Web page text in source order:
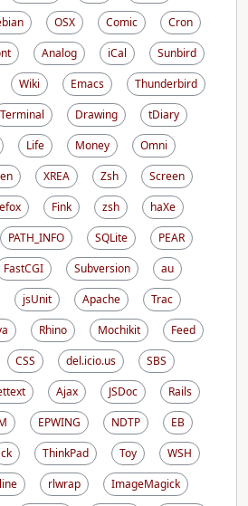
OSX Comic
Cron
Analog iCal
Sunbird
Wiki Emacs
Thunderbird
Terminal Drawing
tDiary
Life Money
Omni
XREA Zsh
Screen
Fink zsh
haXe
PATH_INFO SQLite
PEAR
FastCGI Subversion
au
jsUnit Apache
Trac
Rhino Mochikit
Feed
CSS del.icio.us
SBS
Ajax JSDoc
Rails
EPWING NDTP
EB
ck ThinkPad Toy
WSH
rlwrap
ImageMagick